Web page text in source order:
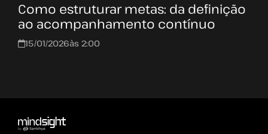
Como estruturar metas: da definição
ao acompanhamento contínuo
15/01/2026às 2:00